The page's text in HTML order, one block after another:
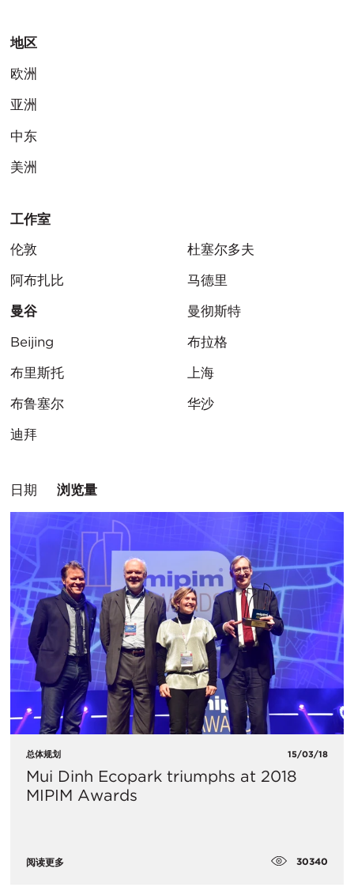
地区
欧洲
亚洲
中东
美洲
工作室
伦敦
阿布扎比
曼谷
Beijing
布里斯托
布鲁塞尔
迪拜
杜塞尔多夫
马德里
曼彻斯特
布拉格
上海
华沙
排
方
日期 浏览量
总体规划 15/03/18
Mui Dinh Ecopark triumphs at 2018
MIPIM Awards
阅读更多 30340